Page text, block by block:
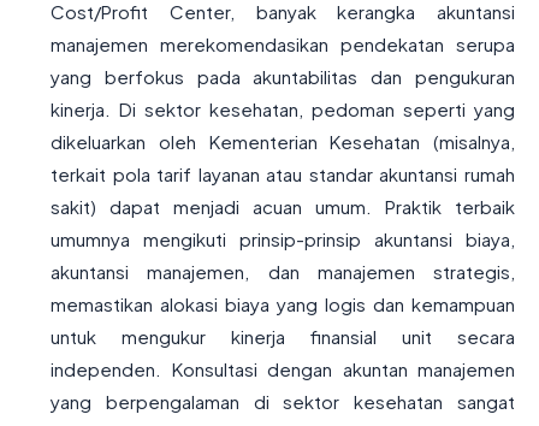
Cost/Profit Center, banyak kerangka akuntansi
manajemen merekomendasikan pendekatan serupa
yang berfokus pada akuntabilitas dan pengukuran
kinerja. Di sektor kesehatan, pedoman seperti yang
dikeluarkan oleh Kementerian Kesehatan (misalnya,
terkait pola tarif layanan atau standar akuntansi rumah
sakit) dapat menjadi acuan umum. Praktik terbaik
umumnya mengikuti prinsip-prinsip akuntansi biaya,
akuntansi manajemen, dan manajemen strategis,
memastikan alokasi biaya yang logis dan kemampuan
untuk mengukur kinerja finansial unit secara
independen. Konsultasi dengan akuntan manajemen
yang berpengalaman di sektor kesehatan sangat